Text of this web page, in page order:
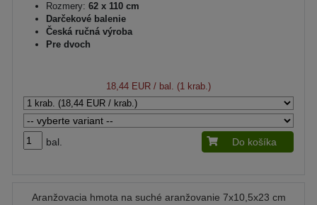
Rozmery: 62 x 110 cm
Darčekové balenie
Česká ručná výroba
Pre dvoch
18,44 EUR / bal. (1 krab.)
bal. Do košíka
Aranžovacia hmota na suché aranžovanie 7x10,5x23 cm